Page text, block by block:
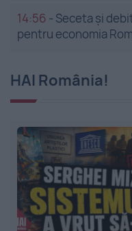
14:56 - Seceta și
pentru economia
HAI România!